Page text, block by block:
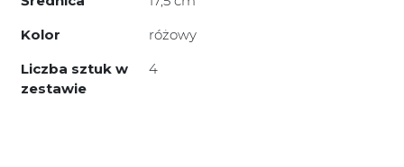
Kolor
różowy
Liczba sztuk w
zestawie
4